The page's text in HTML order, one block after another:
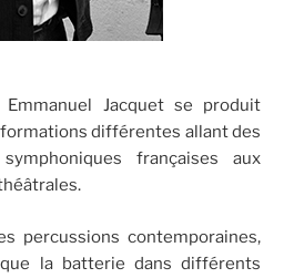
Emmanuel Jacquet se produit
différentes allant des
françaises aux
percussions contemporaines,
la batterie dans différents